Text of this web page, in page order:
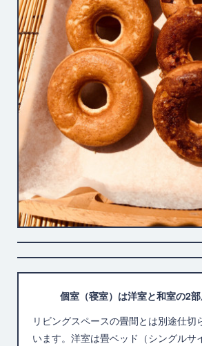
個室（寝室）は洋室と和室の2部
リビングスペースの畳間とは別途仕切
います。洋室は畳ベッド（シングルサ